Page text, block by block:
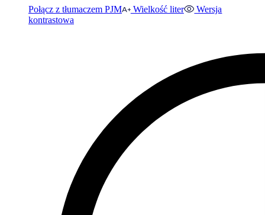
Połącz z tłumaczem PJM Wielkość liter
Wersja
kontrastowa